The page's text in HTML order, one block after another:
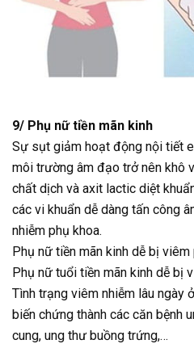
9/ Phụ nữ tiền mãn kinh
Sự sụt giảm hoạt động nội tiết
môi trường âm đạo trở nên khô
chất dịch và axit lactic diệt
các vi khuẩn dễ dàng tấn công
nhiễm phụ khoa.
Phụ nữ tiền mãn kinh dễ bị viêm
Phụ nữ tuổi tiền mãn kinh dễ bị
Tình trạng viêm nhiễm lâu ngày
biến chứng thành các căn bệnh
cung, ung thư buồng trứng,…